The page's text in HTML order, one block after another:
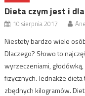
Dieta czym jest i
10 sierpnia 2017
Niestety bardzo wiele
Dlaczego? Słowo to
wyrzeczeniami,
fizycznych. Jednakże
zbędnych kilogramów.